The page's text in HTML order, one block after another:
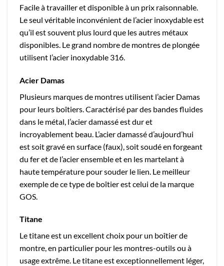
Facile à travailler et disponible à un prix raisonnable.
Le seul véritable inconvénient de l’acier inoxydable est
qu’il est souvent plus lourd que les autres métaux
disponibles. Le grand nombre de montres de plongée
utilisent l’acier inoxydable 316.
Acier Damas
Plusieurs marques de montres utilisent l’acier Damas
pour leurs boîtiers. Caractérisé par des bandes fluides
dans le métal, l’acier damassé est dur et
incroyablement beau. L’acier damassé d’aujourd’hui
est soit gravé en surface (faux), soit soudé en forgeant
du fer et de l’acier ensemble et en les martelant à
haute température pour souder le lien. Le meilleur
exemple de ce type de boîtier est celui de la marque
GOS.
Titane
Le titane est un excellent choix pour un boîtier de
montre, en particulier pour les montres-outils ou à
usage extrême. Le titane est exceptionnellement léger,